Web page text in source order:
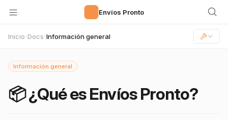
Envíos Pronto
Inicio› Docs› Información general
Información general
📦 ¿Qué es Envíos Pronto?